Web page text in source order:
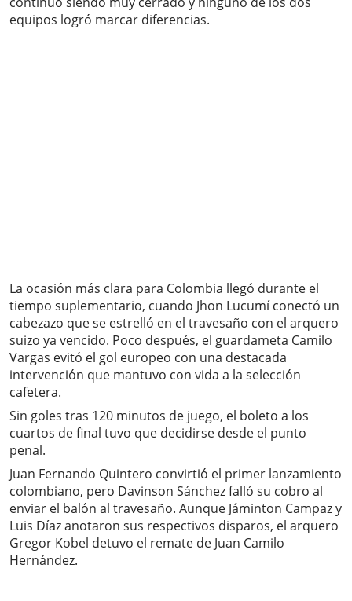
equipos logró marcar diferencias.
La ocasión más clara para Colombia llegó durante el
tiempo suplementario, cuando Jhon Lucumí conectó un
cabezazo que se estrelló en el travesaño con el arquero
suizo ya vencido. Poco después, el guardameta Camilo
Vargas evitó el gol europeo con una destacada
intervención que mantuvo con vida a la selección
cafetera.
Sin goles tras 120 minutos de juego, el boleto a los
cuartos de final tuvo que decidirse desde el punto
penal.
Juan Fernando Quintero convirtió el primer lanzamiento
colombiano, pero Davinson Sánchez falló su cobro al
enviar el balón al travesaño. Aunque Jáminton Campaz y
Luis Díaz anotaron sus respectivos disparos, el arquero
Gregor Kobel detuvo el remate de Juan Camilo
Hernández.